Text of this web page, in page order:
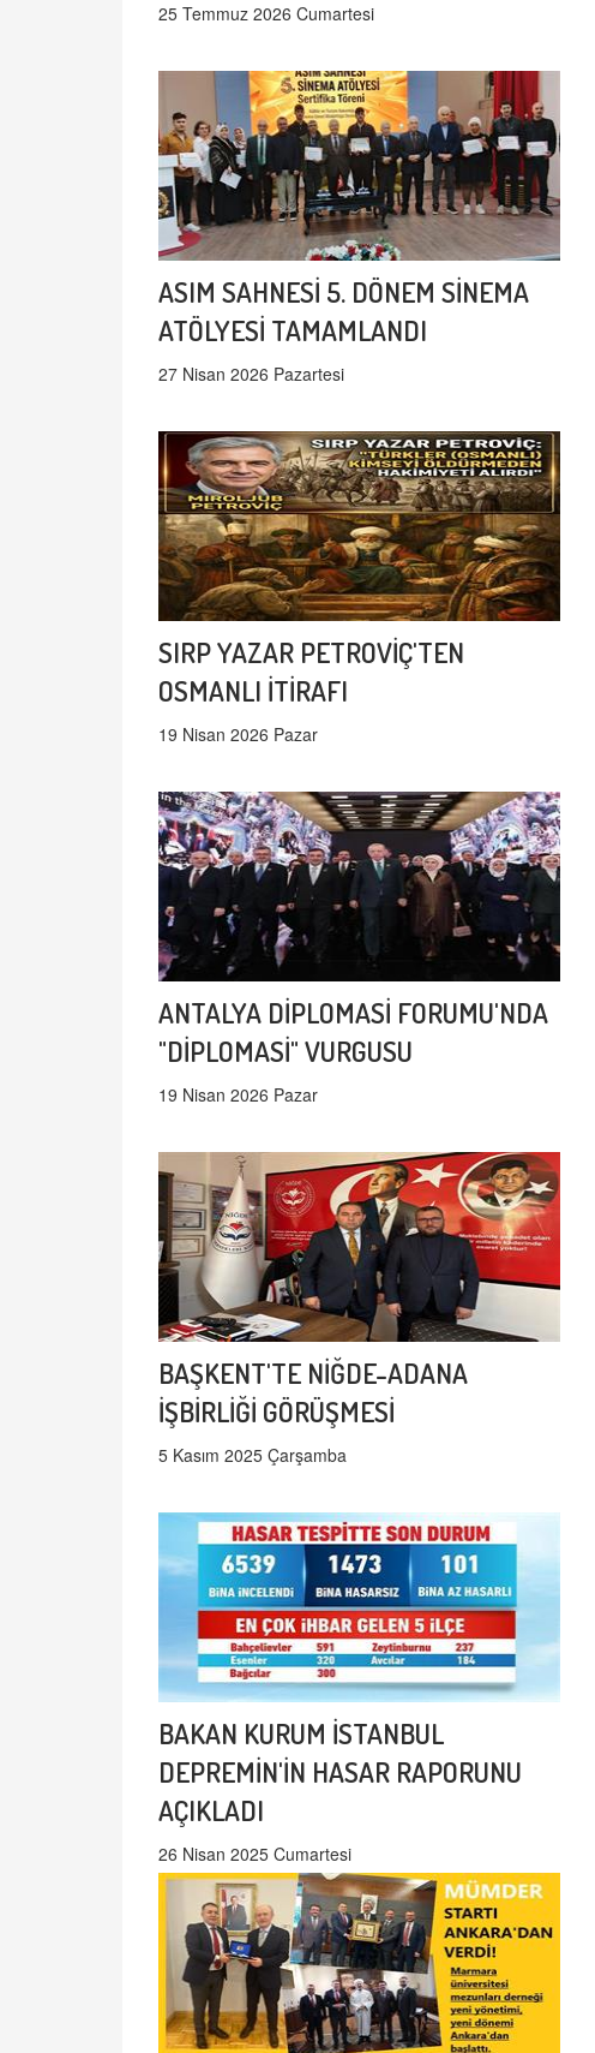
25 Temmuz 2026 Cumartesi
ASIM SAHNESİ 5. DÖNEM SİNEMA
ATÖLYESİ TAMAMLANDI
27 Nisan 2026 Pazartesi
SIRP YAZAR PETROVİÇ'TEN
OSMANLI İTİRAFI
19 Nisan 2026 Pazar
ANTALYA DİPLOMASİ FORUMU'NDA
"DİPLOMASİ" VURGUSU
19 Nisan 2026 Pazar
BAŞKENT'TE NİĞDE-ADANA
İŞBİRLİĞİ GÖRÜŞMESİ
5 Kasım 2025 Çarşamba
BAKAN KURUM İSTANBUL
DEPREMİN'İN HASAR RAPORUNU
AÇIKLADI
26 Nisan 2025 Cumartesi